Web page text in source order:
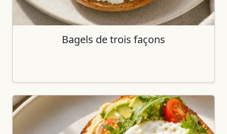
Bagels de trois façons